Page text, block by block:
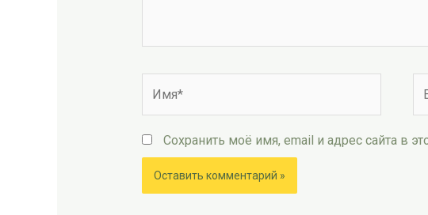
Сохранить моё имя, email и адрес сайта в